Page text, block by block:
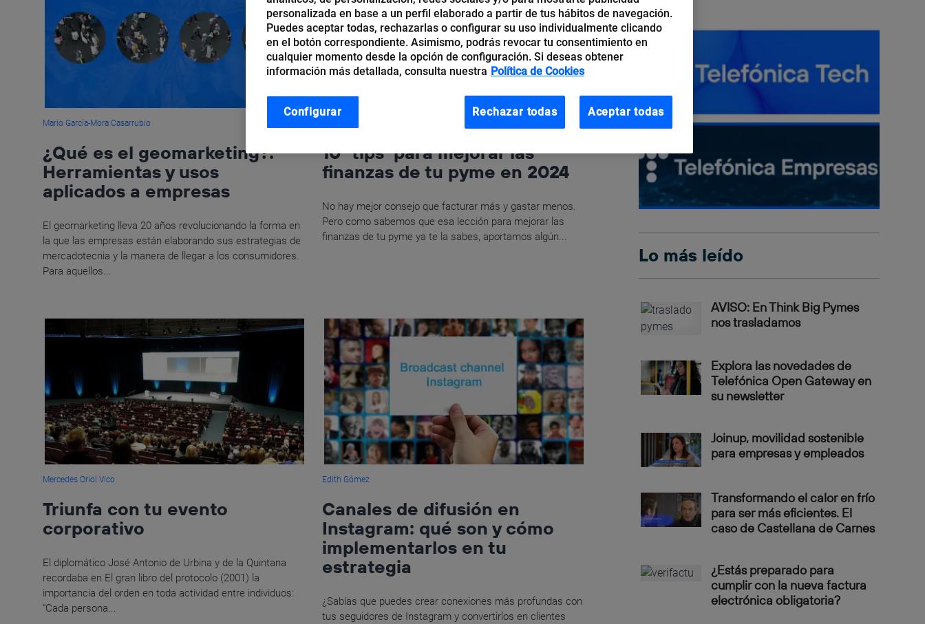
Mario García-Mora Casarrubio
¿Qué es el geomarketing?:
Herramientas y usos
aplicados a empresas
El geomarketing lleva 20 años revolucionando la forma en
la que las empresas están elaborando sus estrategias de
mercadotecnia y la manera de llegar a los consumidores.
Para aquellos...
10 ‘tips’ para mejorar las
finanzas de tu pyme en 2024
No hay mejor consejo que facturar más y gastar menos.
Pero como sabemos que esa lección para mejorar las
finanzas de tu pyme ya te la sabes, aportamos algún...
Mercedes Oriol Vico
Triunfa con tu evento
corporativo
El diplomático José Antonio de Urbina y de la Quintana
recordaba en El gran libro del protocolo (2001) la
importancia del orden en toda actividad entre individuos:
“Cada persona...
Edith Gómez
Canales de difusión en
Instagram: qué son y cómo
implementarlos en tu
estrategia
¿Sabías que puedes crear conexiones más profundas con
tus seguidores de Instagram y convertirlos en clientes
Lo más leído
AVISO: En Think Big Pymes
nos trasladamos
Explora las novedades de
Telefónica Open Gateway en
su newsletter
Joinup, movilidad sostenible
para empresas y empleados
Transformando el calor en frío
para ser más eficientes. El
caso de Castellana de Carnes
¿Estás preparado para
cumplir con la nueva factura
electrónica obligatoria?
personalizada en base a un perfil elaborado a partir de tus hábitos de navegación.
Puedes aceptar todas, rechazarlas o configurar su uso individualmente clicando
en el botón correspondiente. Asimismo, podrás revocar tu consentimiento en
cualquier momento desde la opción de configuración. Si deseas obtener
información más detallada, consulta nuestra Política de Cookies
Rechazar todas Aceptar todas
Configurar